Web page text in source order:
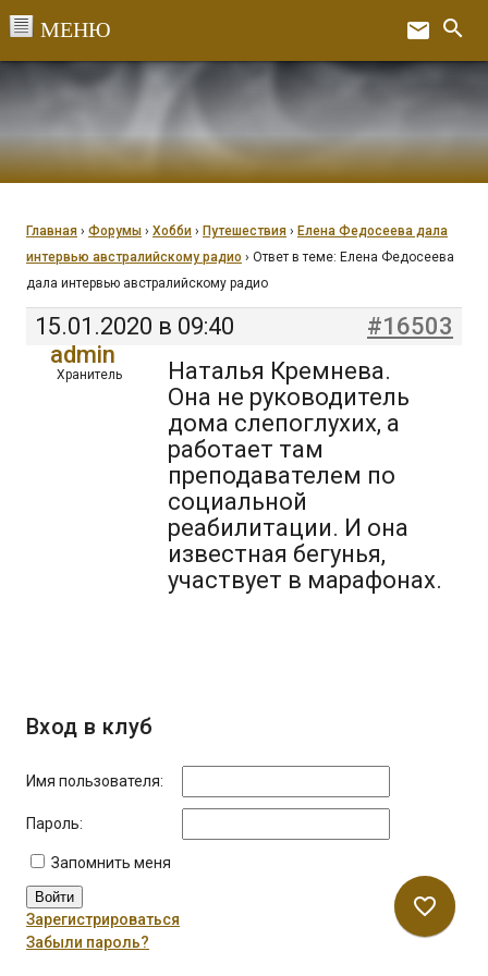
email search
Главная › Форумы › Хобби › Путешествия › Елена Федосеева дала
интервью австралийскому радио › Ответ в теме: Елена Федосеева
дала интервью австралийскому радио
15.01.2020 в 09:40
#16503
admin
Хранитель
Наталья Кремнева.
Она не руководитель
дома слепоглухих, а
работает там
преподавателем по
социальной
реабилитации. И она
известная бегунья,
участвует в марафонах.
Вход в клуб
Имя пользователя:
Пароль:
Запомнить меня
Войти
Зарегистрироваться
Забыли пароль?
favorite_border